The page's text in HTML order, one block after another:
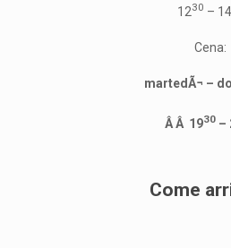
1230 – 14
Cena:
martedÃ¬ –
Â Â 1930 –
Come